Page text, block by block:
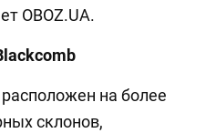
OBOZ.UA.
на более
склонов,